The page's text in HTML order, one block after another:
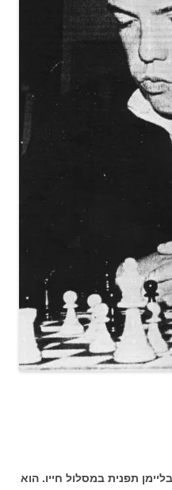
תפנית במסלול חייו. הוא